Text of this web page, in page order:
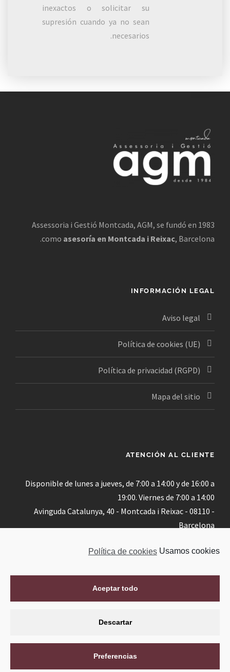
inexactos o solicitar su
supresión cuando ya no sean
necesarios.
Assessoria i Gestió Montcada, AGM, se fundó en 1983
como asesoría en Montcada i Reixac, Barcelona.
INFORMACIÓN LEGAL
Aviso legal
Política de cookies (UE)
Política de privacidad (RGPD)
Mapa del sitio
ATENCIÓN AL CLIENTE
Disponible de lunes a jueves, de 7:00 a 14:00 y de 16:00 a
19:00. Viernes de 7:00 a 14:00
Avinguda Catalunya, 40 - Montcada i Reixac - 08110 -
Barcelona
Usamos cookies
Política de cookies
Aceptar todo
Descartar
Preferencias